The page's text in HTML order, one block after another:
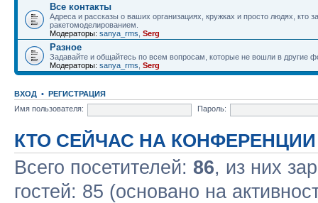
Все контакты
Адреса и рассказы о ваших организациях, кружках и просто людях, кто
ракетомоделированием.
Модераторы: sanya_rms Serg
Разное
Задавайте и общайтесь по всем вопросам, которые не вошли в другие
Модераторы: sanya_rms Serg
ВХОД • РЕГИСТРАЦИЯ
Имя пользователя:
Пароль:
КТО СЕЙЧАС НА КОНФЕРЕНЦИИ
Всего посетителей: 86, из них
гостей: 85 (основано на